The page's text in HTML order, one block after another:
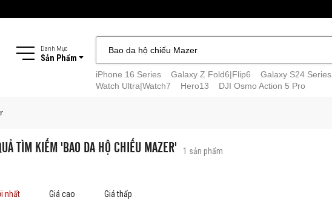
Danh Mục
Sản Phẩm
iPhone 16 Series
Galaxy Z Fold6|Flip6 Galaxy S24 Series
Watch Ultra|Watch7
Hero13 DJI Osmo Action 5 Pro
TÌM KIẾM 'BAO DA HỘ CHIẾU MAZER' 1 sản phẩm
nhất Giá cao Giá thấp